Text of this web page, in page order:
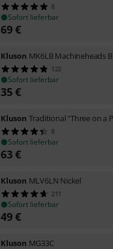
8
Sofort lieferbar
69€
Kluson MK6LB Machineheads
122
Sofort lieferbar
35€
Kluson Traditional "Three on a
8
Sofort lieferbar
63€
Kluson MLV6LN Nickel
211
Sofort lieferbar
49€
Kluson MG33C